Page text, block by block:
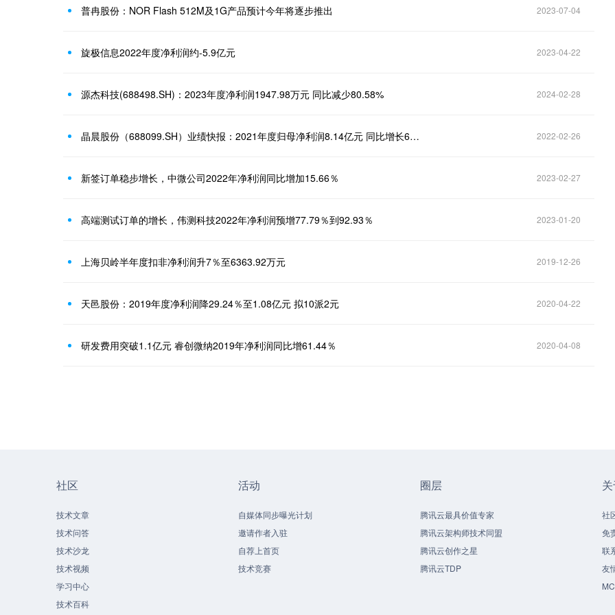
普冉股份：NOR Flash 512M及1G产品预计今年将逐步推出 2023-07-04
旋极信息2022年度净利润约-5.9亿元 2023-04-22
源杰科技(688498.SH)：2023年度净利润1947.98万元 同比减少80.58% 2024-02-28
晶晨股份（688099.SH）业绩快报：2021年度归母净利润8.14亿元 同比增长608.49％ 2022-02-26
新签订单稳步增长，中微公司2022年净利润同比增加15.66％ 2023-02-27
高端测试订单的增长，伟测科技2022年净利润预增77.79％到92.93％ 2023-01-20
上海贝岭半年度扣非净利润升7％至6363.92万元 2019-12-26
天邑股份：2019年度净利润降29.24％至1.08亿元 拟10派2元 2020-04-22
研发费用突破1.1亿元 睿创微纳2019年净利润同比增61.44％ 2020-04-08
社区
技术文章
技术问答
技术沙龙
技术视频
学习中心
技术百科
活动
自媒体同步曝光计划
邀请作者入驻
自荐上首页
技术竞赛
圈层
腾讯云最具价值专家
腾讯云架构师技术同盟
腾讯云创作之星
腾讯云TDP
社
免
联
友